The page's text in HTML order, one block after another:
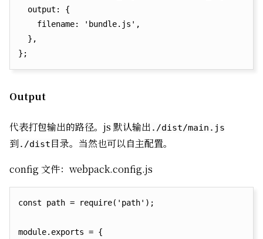
  output: {
    filename: 'bundle.js',
  },
Output
代表打包输出的路径。js 默认输出 ./dist/main.js
到./dist目录。当然也可以自主配置。
config 文件：webpack.config.js
const path = require('path');
module.exports = {